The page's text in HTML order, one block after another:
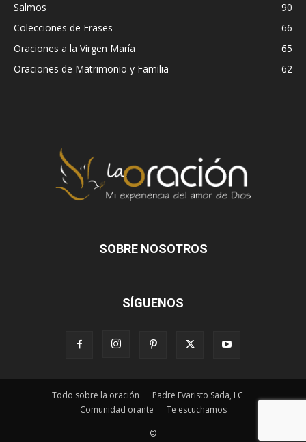
Salmos
90
Colecciones de Frases
66
Oraciones a la Virgen María
65
Oraciones de Matrimonio y Familia
62
SOBRE NOSOTROS
SÍGUENOS
Todo sobre la oración
Padre Evaristo Sada, LC
Comunidad orante
Te escuchamos
©